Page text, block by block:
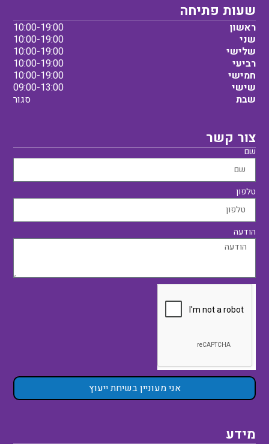
שעות פתיחה
ראשון
10:00-19:00
שני
10:00-19:00
שלישי
10:00-19:00
רביעי
10:00-19:00
חמישי
10:00-19:00
שישי
09:00-13:00
שבת
סגור
צור קשר
שם
טלפון
הודעה
אני מעוניין בשיחת ייעוץ
מידע